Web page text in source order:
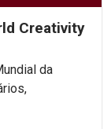
Creativity